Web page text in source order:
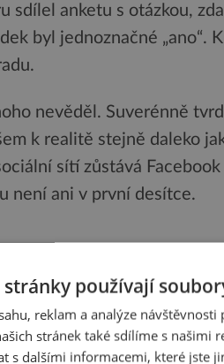
sdílel anketu s otázkou,
byl jednoznačné „ano“.
nevěděl. Suverénně
k realitě stejně daleko
sítí zůstává
není ani v první desítce.
Meta, provozující mimo jiné
online interakce,
používají
reklam a analýze
stránek také sdílíme s
s dalšími informacemi, které jste